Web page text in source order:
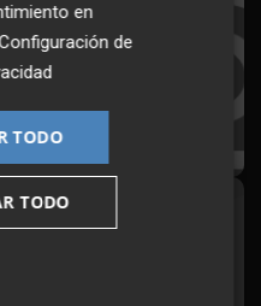
Boletín
hora en tu email
redes
cualquier medio
en
de
TODO
TODO